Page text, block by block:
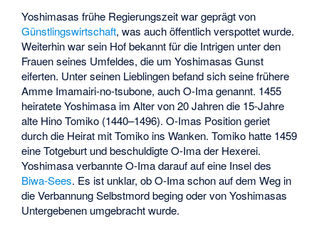
Yoshimasas frühe Regierungszeit war geprägt von
Günstlingswirtschaft, was auch öffentlich verspottet wurde.
Weiterhin war sein Hof bekannt für die Intrigen unter den
Frauen seines Umfeldes, die um Yoshimasas Gunst
eiferten. Unter seinen Lieblingen befand sich seine frühere
Amme Imamairi-no-tsubone, auch O-Ima genannt. 1455
heiratete Yoshimasa im Alter von 20 Jahren die 15-Jahre
alte Hino Tomiko (1440–1496). O-Imas Position geriet
durch die Heirat mit Tomiko ins Wanken. Tomiko hatte 1459
eine Totgeburt und beschuldigte O-Ima der Hexerei.
Yoshimasa verbannte O-Ima darauf auf eine Insel des
Biwa-Sees. Es ist unklar, ob O-Ima schon auf dem Weg in
die Verbannung Selbstmord beging oder von Yoshimasas
Untergebenen umgebracht wurde.